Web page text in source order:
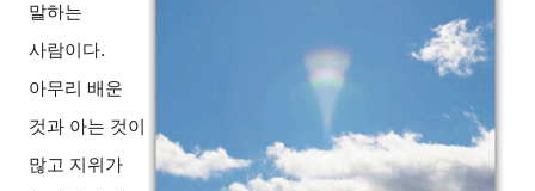
말하는
사람이다.
아무리 배운
것과 아는 것이
많고 지위가